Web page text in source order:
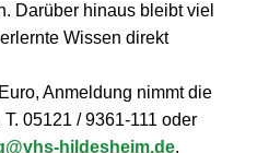
Darüber hinaus bleibt viel
Wissen direkt
Anmeldung nimmt die
05121 / 9361-111 oder
hildesheim.de.